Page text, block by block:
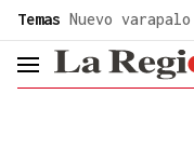
Temas Nuevo
header.menu.open